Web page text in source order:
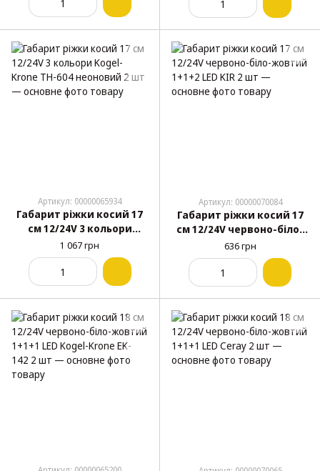
Артикул: 00000065934
Габарит ріжки косий 17
см 12/24V 3 кольори
Kogel-Krone TH-604
неоновий 2 шт
1 067 грн
Артикул: 00000070084
Габарит ріжки косий 17
см 12/24V червоно-біло-
жовтий 1+1+2 LED KIR 2
шт
636 грн